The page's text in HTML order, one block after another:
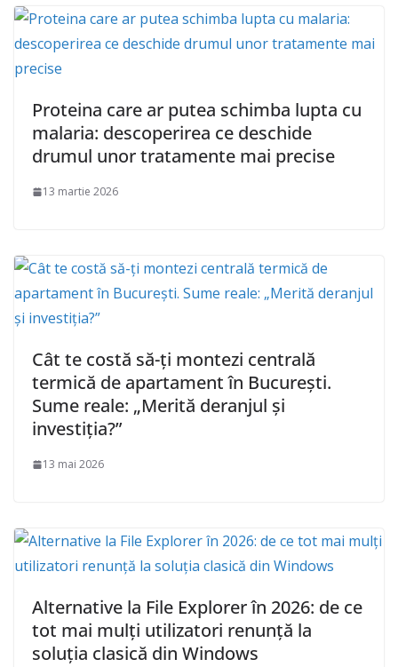
Proteina care ar putea schimba lupta cu
malaria: descoperirea ce deschide
drumul unor tratamente mai precise
13 martie 2026
Cât te costă să-ți montezi centrală
termică de apartament în București.
Sume reale: „Merită deranjul și
investiția?”
13 mai 2026
Alternative la File Explorer în 2026: de ce
tot mai mulți utilizatori renunță la
soluția clasică din Windows